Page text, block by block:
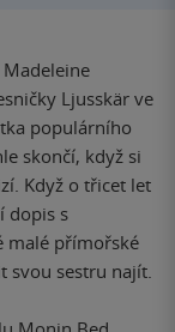
Ljusskär ve
populárního
skončí, když si
Když o třicet let
dopis s
malé přímořské
svou sestru najít.